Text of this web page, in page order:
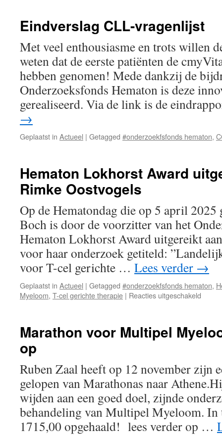
oncologie
Eindverslag CLL-vragenlijst
Met veel enthousiasme en trots willen
weten dat de eerste patiënten de
hebben genomen! Mede dankzij de
Onderzoeksfonds Hematon is deze
gerealiseerd. Via de link is de
→
Geplaatst in Actueel | Getagged #onderzoekfsfonds hematon,
Hematon Lokhorst Award
Rimke Oostvogels
Op de Hematondag die op 5 april 2025
Boch is door de voorzitter van het
Hematon Lokhorst Award uitgereikt
voor haar onderzoek getiteld:
voor T-cel gerichte … Lees verder →
Geplaatst in Actueel | Getagged #onderzoekfsfonds hematon,
Myeloom, T-cel gerichte therapie | Reacties uitgeschakeld
Rimke
Marathon voor Multipel
op
Ruben Zaal heeft op 12 november zijn
gelopen van Marathonas naar
wijden aan een goed doel, zijnde
behandeling van Multipel Myeloom. In
1715,00 opgehaald! lees verder op …